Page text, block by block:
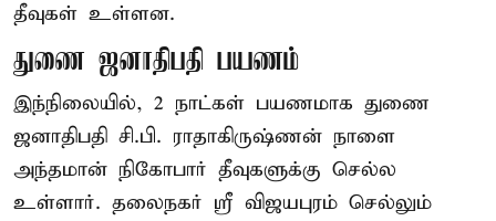
தீவுகள் உள்ளன.
துணை ஜனாதிபதி பயணம்
இந்நிலையில், 2 நாட்கள் பயணமாக துணை
ஜனாதிபதி சி.பி. ராதாகிருஷ்ணன் நாளை
அந்தமான் நிகோபார் தீவுகளுக்கு செல்ல
உள்ளார். தலைநகர் ஸ்ரீ விஜயபுரம் செல்லும்